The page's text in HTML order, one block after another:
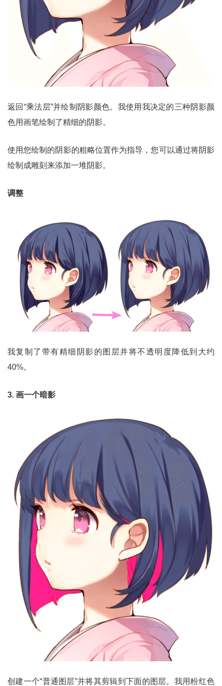
返回“乘法层”并绘制阴影颜色。我使用我决定的三种阴影颜
色用画笔绘制了精细的阴影。
使用您绘制的阴影的粗略位置作为指导，您可以通过将阴影
绘制成雕刻来添加一堆阴影。
调整
我复制了带有精细阴影的图层并将不透明度降低到大约
40%。
3. 画一个暗影
创建一个“普通图层”并将其剪辑到下面的图层。我用粉红色